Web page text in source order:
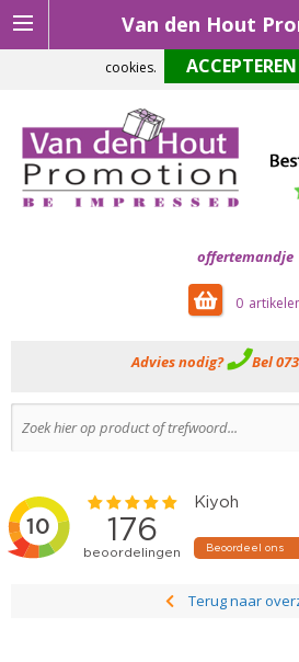
Van den Hout
offertemandje
0
Advies nodig? Bel
Terug naar
Om onze website optimaal te laten
cookies.